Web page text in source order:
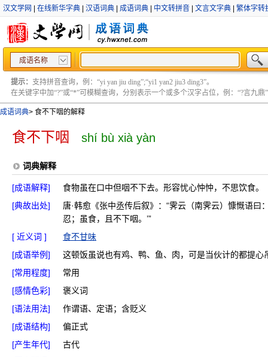
汉文学网 在线新华字典 汉语词典 成语词典 中文转拼音 文言文字典 繁体字转
成语名称
提示： 支持拼音查询，例：“yi yan jiu ding”;“yi1 yan2 jiu3 ding3”。
在关键字中加“?”或“*”可模糊查询，分别表示一个或多个汉字占位，例：“?言九鼎”
成语词典> 食不下咽的解释
食不下咽 shí bù xià yàn
词典解释
[成语解释]
食物虽在口中但咽不下去。形容忧心忡忡，不思饮食。
[典故出处]
唐·韩愈《张中丞传后叙》：“霁云（南霁云）慷慨语
忍；虽食，且不下咽。’”
[ 近义词 ]
食不甘味
[成语举例]
这顿饭虽说也有鸡、鸭、鱼、肉，可是当伙计的都提心
[常用程度]
常用
[感情色彩]
褒义词
[语法用法]
作谓语、定语；含贬义
[成语结构]
偏正式
[产生年代]
古代